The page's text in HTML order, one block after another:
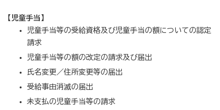
【児童手当】
児童手当等の受給資格及び児童手当の額についての認定
請求
児童手当等の額の改定の請求及び届出
氏名変更／住所変更等の届出
受給事由消滅の届出
未支払の児童手当等の請求